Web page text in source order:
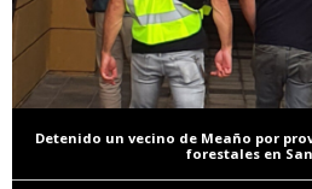
Detenido un vecino de Meaño por
forestales en